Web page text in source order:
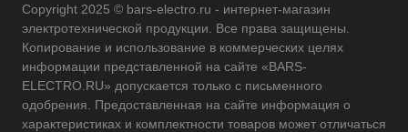
Copyright 2025 © bars-electro.ru - интернет-магазин
электротехнической продукции. Все права защищены.
Копирование и использование в коммерческих целях
информации представленной на сайте «BARS-
ELECTRO.RU» допускается только с письменного
одобрения. Предоставленная на сайте информация о
характеристиках и комплектности товаров может отличаться